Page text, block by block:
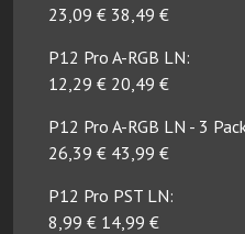
23,09 € 38,49 €
P12 Pro A-RGB LN:
12,29 € 20,49 €
P12 Pro A-RGB LN - 3
26,39 € 43,99 €
P12 Pro PST LN:
8,99 € 14,99 €